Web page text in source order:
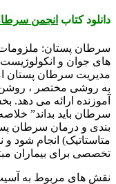
دانلود کتاب انجمن
سرطان پستان: ملزومات
های جوان و
مدیریت سرطان پستان
به روشی مختصر ،
سرطان باید بداند”
بندی و درمان سرطان
متاستاتیک) انجام شود
تخصصی برای بیماران
نقش های مربوط به